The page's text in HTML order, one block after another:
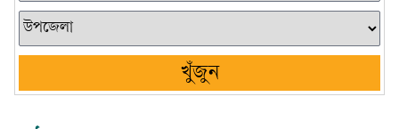
খুঁজুন